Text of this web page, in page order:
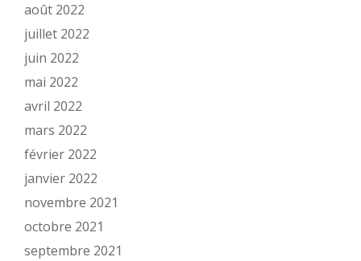
août 2022
juillet 2022
juin 2022
mai 2022
avril 2022
mars 2022
février 2022
janvier 2022
novembre 2021
octobre 2021
septembre 2021